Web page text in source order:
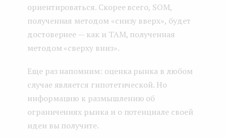
ориентироваться. Скорее всего, SOM,
полученная методом «снизу вверх», будет
достовернее — как и TAM, полученная
методом «сверху вниз».
Еще раз напомним: оценка рынка в любом
случае является гипотетической. Но
информацию к размышлению об
ограничениях рынка и о потенциале своей
идеи вы получите.